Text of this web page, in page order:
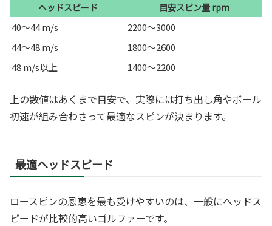
ヘッドスピード 目安スピン量 rpm
40〜44 m/s
2200〜3000
44〜48 m/s
1800〜2600
48 m/s以上
1400〜2200
上の数値はあくまで目安で、実際には打ち出し角やボール
初速が組み合わさって最適なスピンが決まります。
最適ヘッドスピード
ロースピンの恩恵を最も受けやすいのは、一般にヘッドス
ピードが比較的高いゴルファーです。